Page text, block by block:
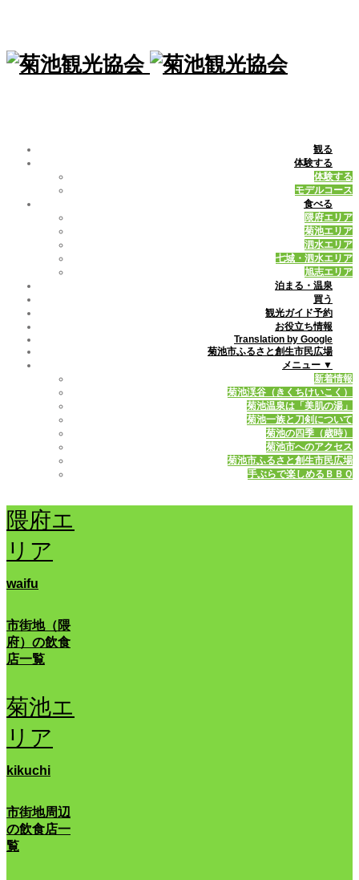
観る
体験する
体験する
モデルコース
食べる
隈府エリア
菊池エリア
泗水エリア
七城・泗水エリア
旭志エリア
泊まる・温泉
買う
観光ガイド予約
お役立ち情報
Translation by Google
菊池市ふるさと創生市民広場
メニュー ▼
新着情報
菊池渓谷（きくちけいこく）
菊池温泉は「美肌の湯」
菊池一族と刀剣について
菊池の四季（歳時）
菊池市へのアクセス
菊池市ふるさと創生市民広場
手ぶらで楽しめるＢＢＱ
隈府エ
リア
waifu
市街地（隈
府）の飲食
店一覧
菊池エ
リア
kikuchi
市街地周辺
の飲食店一
覧